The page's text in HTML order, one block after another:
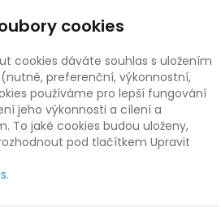
Support
podmínky
osobních údajů
použityvecteezy.com
cookies
cookies dáváte souhlas s uložením
preferenční, výkonnostní,
používáme pro lepší fungování
jeho výkonnosti a cílení a
To jaké cookies budou uloženy,
pod tlačítkem Upravit